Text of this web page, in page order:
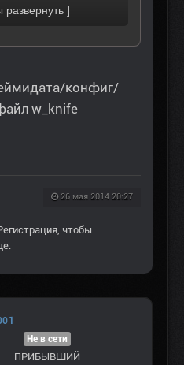
конфиг/
w_knife
26 мая 2014 20:27
, чтобы
Не в сети
ПРИБЫВШИЙ